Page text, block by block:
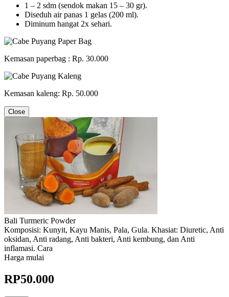
1 – 2 sdm (sendok makan 15 – 30 gr).
Diseduh air panas 1 gelas (200 ml).
Diminum hangat 2x sehari.
Kemasan paperbag : Rp. 30.000
Kemasan kaleng: Rp. 50.000
Close
Bali Turmeric Powder
Komposisi: Kunyit, Kayu Manis, Pala, Gula. Khasiat: Diuretic, Anti
oksidan, Anti radang, Anti bakteri, Anti kembung, dan Anti
inflamasi. Cara
Harga mulai
RP50.000